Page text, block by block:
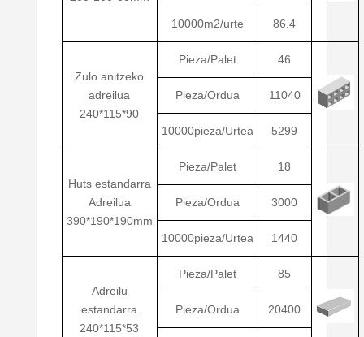
10000m2/urte 86.4
Zulo anitzeko
adreilua
240*115*90
Pieza/Palet 46
Pieza/Ordua 11040
10000pieza/Urtea 5299
Huts estandarra
Adreilua
390*190*190mm
Pieza/Palet 18
Pieza/Ordua 3000
10000pieza/Urtea 1440
Adreilu
estandarra
240*115*53
Pieza/Palet 85
Pieza/Ordua 20400